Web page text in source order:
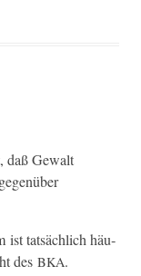
daß Gewalt
ist tat­säch­lich häu­
des BKA.